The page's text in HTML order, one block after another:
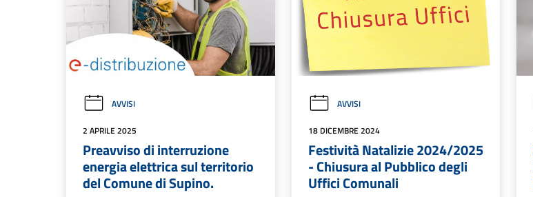
AVVISI
2 APRILE 2025
Preavviso di interruzione
energia elettrica sul territorio
del Comune di Supino.
AVVISI
18 DICEMBRE 2024
Festività Natalizie 2024/2025
- Chiusura al Pubblico degli
Uffici Comunali